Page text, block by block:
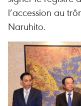
l’accession au
Naruhito.